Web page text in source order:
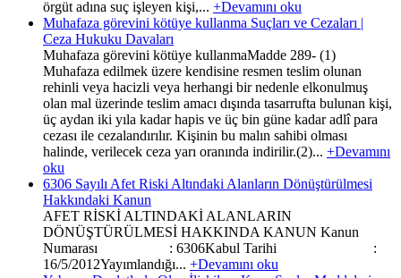
örgüt adına suç işleyen kişi,... +Devamını oku
Muhafaza görevini kötüye kullanma Suçları ve Cezaları |
Ceza Hukuku Davaları
Muhafaza görevini kötüye kullanmaMadde 289- (1)
Muhafaza edilmek üzere kendisine resmen teslim olunan
rehinli veya hacizli veya herhangi bir nedenle elkonulmuş
olan mal üzerinde teslim amacı dışında tasarrufta bulunan kişi,
üç aydan iki yıla kadar hapis ve üç bin güne kadar adlî para
cezası ile cezalandırılır. Kişinin bu malın sahibi olması
halinde, verilecek ceza yarı oranında indirilir.(2)... +Devamını
oku
6306 Sayılı Afet Riski Altındaki Alanların Dönüştürülmesi
Hakkındaki Kanun
AFET RİSKİ ALTINDAKİ ALANLARIN
DÖNÜŞTÜRÜLMESİ HAKKINDA KANUN Kanun
Numarası : 6306Kabul Tarihi :
16/5/2012Yayımlandığı... +Devamını oku